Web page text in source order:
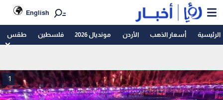
English
الرئيسية أسعار الذهب الأردن مونديال 2026 فلسطين طقس
1